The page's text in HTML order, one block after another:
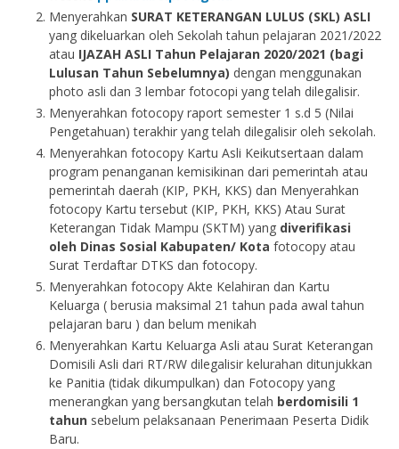
Menyerahkan SURAT KETERANGAN LULUS (SKL) ASLI
yang dikeluarkan oleh Sekolah tahun pelajaran 2021/2022
atau IJAZAH ASLI Tahun Pelajaran 2020/2021 (bagi
Lulusan Tahun Sebelumnya) dengan menggunakan
photo asli dan 3 lembar fotocopi yang telah dilegalisir.
Menyerahkan fotocopy raport semester 1 s.d 5 (Nilai
Pengetahuan) terakhir yang telah dilegalisir oleh sekolah.
Menyerahkan fotocopy Kartu Asli Keikutsertaan dalam
program penanganan kemisikinan dari pemerintah atau
pemerintah daerah (KIP, PKH, KKS) dan Menyerahkan
fotocopy Kartu tersebut (KIP, PKH, KKS) Atau Surat
Keterangan Tidak Mampu (SKTM) yang diverifikasi
oleh Dinas Sosial Kabupaten/ Kota fotocopy atau
Surat Terdaftar DTKS dan fotocopy.
Menyerahkan fotocopy Akte Kelahiran dan Kartu
Keluarga ( berusia maksimal 21 tahun pada awal tahun
pelajaran baru ) dan belum menikah
Menyerahkan Kartu Keluarga Asli atau Surat Keterangan
Domisili Asli dari RT/RW dilegalisir kelurahan ditunjukkan
ke Panitia (tidak dikumpulkan) dan Fotocopy yang
menerangkan yang bersangkutan telah berdomisili 1
tahun sebelum pelaksanaan Penerimaan Peserta Didik
Baru.